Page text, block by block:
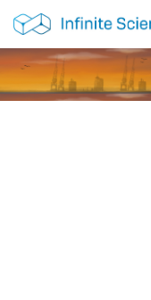
Hauptinhalt
Sidebar